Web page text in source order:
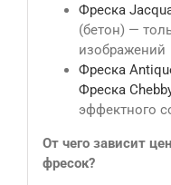
Фреска
(бетон) —
изображений
Фреска
Фреска
эффектного
От чего зависит
фресок?